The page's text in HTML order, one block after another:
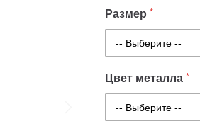
Размер
Цвет металла